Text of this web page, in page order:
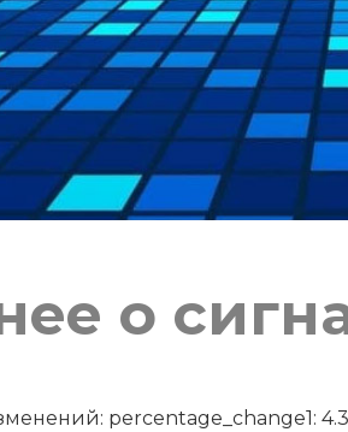
о
percentage_change1: